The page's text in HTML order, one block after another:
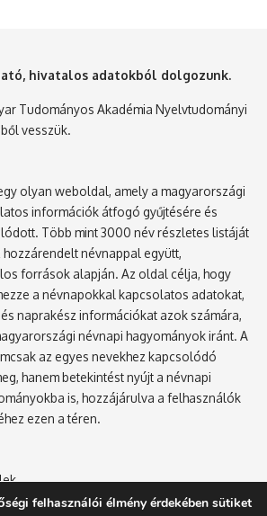
hivatalos adatokból dolgozunk.
Tudományos Akadémia Nyelvtudományi
vesszük.
olyan weboldal, amely a magyarországi
információk átfogó gyűjtésére és
Több mint 3000 név részletes listáját
hozzárendelt névnappal együtt,
források alapján. Az oldal célja, hogy
a névnapokkal kapcsolatos adatokat,
naprakész információkat azok számára,
névnapi hagyományok iránt. A
az egyes nevekhez kapcsolódó
hanem betekintést nyújt a névnapi
is, hozzájárulva a felhasználók
ezen a téren.
felhasználói élmény érdekében sütiket